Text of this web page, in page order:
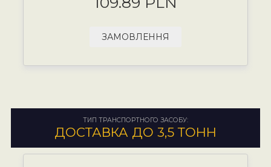
ЗАМОВЛЕННЯ
ТИП ТРАНСПОРТНОГО ЗАСОБУ:
ДОСТАВКА ДО 3,5 ТОНН